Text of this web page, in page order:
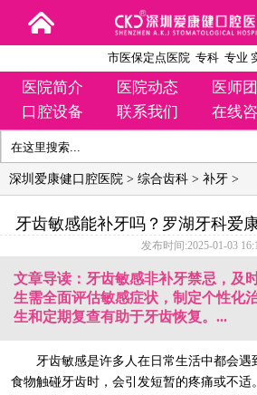
市医保定点医院 专科 专业
医院简介 医院动态 医师
口腔设备
联系我们 在线
深圳爱康健口腔医院 > 综合齿科 > 补牙 >
牙齿敏感能补牙吗？罗湖牙科爱
发布时间:2025-01-03
文章导读：牙齿敏感非补牙禁忌，及
生需全面评估敏感症状，制定个性化
生和定期复查有助于牙齿恢复。...
牙齿敏感是许多人在日常生活中都会
食物触碰牙齿时，会引发短暂的疼痛或不适